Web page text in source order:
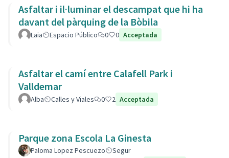
Asfaltar i il·luminar el descampat que hi ha
davant del pàrquing de la Bòbila
Laia Espacio Público 0 0 Acceptada
Asfaltar el camí entre Calafell Park i
Valldemar
Alba Calles y Viales 0 2 Acceptada
Parque zona Escola La Ginesta
Paloma Lopez Pescuezo
Segur